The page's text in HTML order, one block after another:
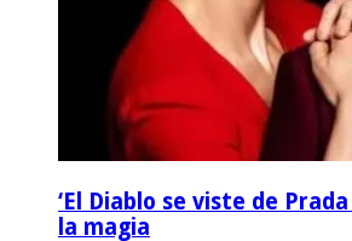
‘El Diablo se viste de Prada
la magia